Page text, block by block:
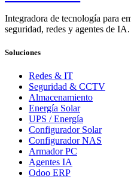
Integradora de tecnología para
seguridad, redes y agentes de IA.
Soluciones
Redes & IT
Seguridad & CCTV
Almacenamiento
Energía Solar
UPS / Energía
Configurador Solar
Configurador NAS
Armador PC
Agentes IA
Odoo ERP